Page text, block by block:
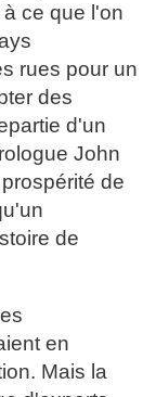
ce que l'on
rues pour un
des
d'un
John
de
de
en
Mais la